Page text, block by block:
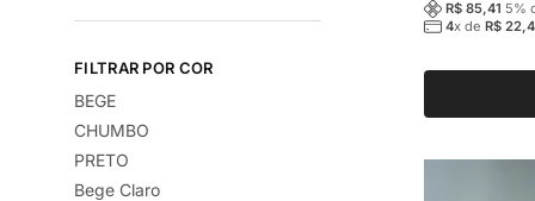
R$85,41 5%
4x de R$
várias
opções
FILTRAR POR COR
BEGE
CHUMBO
PRETO
Bege Claro